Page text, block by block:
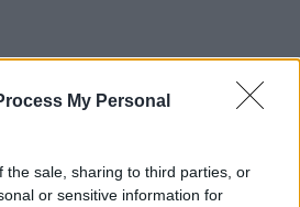
My Personal
the sale, sharing to third parties, or
or sensitive information for
του σπιτιού
επομένως και
κατά των αραχνών.